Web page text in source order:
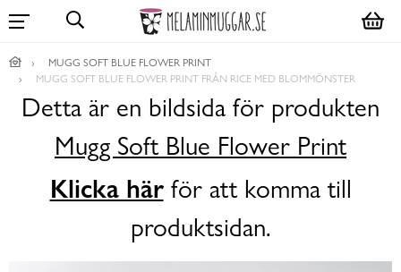
MUGG SOFT BLUE FLOWER PRINT
MUGG SOFT BLUE FLOWER PRINT FRÅN RICE MED BLOMMÖNSTER
Detta är en bildsida för produkten
Mugg Soft Blue Flower Print
Klicka härför att komma till
produktsidan.